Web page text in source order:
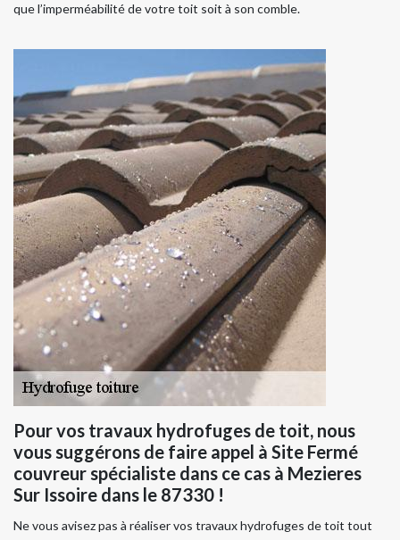
que l’imperméabilité de votre toit soit à son comble.
Pour vos travaux hydrofuges de toit, nous
vous suggérons de faire appel à Site Fermé
couvreur spécialiste dans ce cas à Mezieres
Sur Issoire dans le 87330 !
Ne vous avisez pas à réaliser vos travaux hydrofuges de toit tout